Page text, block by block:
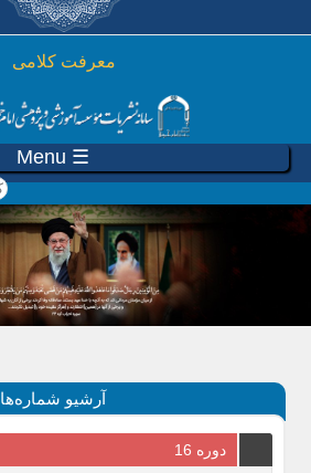
رفتن به محتوای اصلی
معرفت کلامی
☰ Menu
آرشیو شماره‌ها
دوره 16